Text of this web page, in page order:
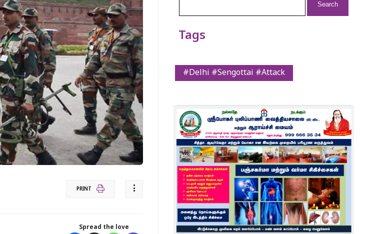
PRINT
Spread the love
Tags
#Delhi #Sengottai #Attack